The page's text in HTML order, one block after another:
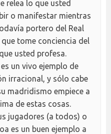
relea lo que usted
o manifestar mientras
portero del Real
tome conciencia del
usted profesa.
un vivo ejemplo de
irracional, y sólo cabe
madridismo empiece a
de estas cosas.
jugadores (a todos) o
es un buen ejemplo a